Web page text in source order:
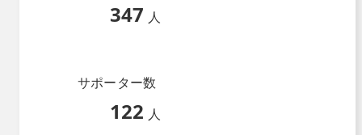
347 人
サポーター数
122 人